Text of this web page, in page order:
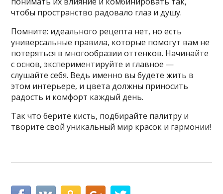
чтобы пространство радовало глаз и душу.
Помните: идеального рецепта нет, но есть
универсальные правила, которые помогут вам не
потеряться в многообразии оттенков. Начинайте
с основ, экспериментируйте и главное —
слушайте себя. Ведь именно вы будете жить в
этом интерьере, и цвета должны приносить
радость и комфорт каждый день.
Так что берите кисть, подбирайте палитру и
творите свой уникальный мир красок и гармонии!